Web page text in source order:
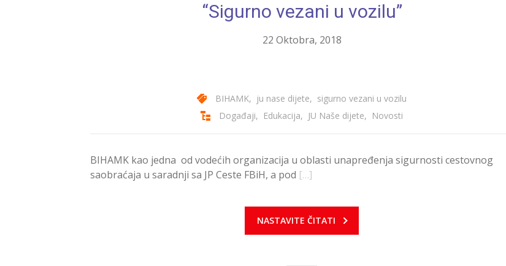
“Sigurno vezani u vozilu”
22 Oktobra, 2018
BIHAMK, ju nase dijete, sigurno vezani u vozilu
Događaji, Edukacija, JU Naše dijete, Novosti
BIHAMK kao jedna od vodećih organizacija u oblasti unapređenja sigurnosti cestovnog
saobraćaja u saradnji sa JP Ceste FBiH, a pod […]
NASTAVITE ČITATI